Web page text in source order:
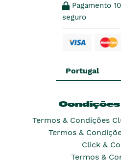
Pagamento
seguro
Portugal
Condições
Termos & Condições
Termos &
Click &
Termos &